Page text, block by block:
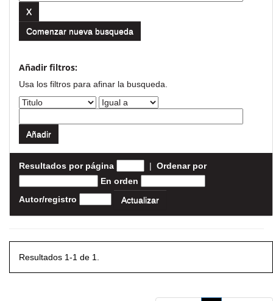
Comenzar nueva busqueda
Añadir filtros:
Usa los filtros para afinar la busqueda.
Resultados por página | Ordenar por
En orden
Autor/registro
Resultados 1-1 de 1.